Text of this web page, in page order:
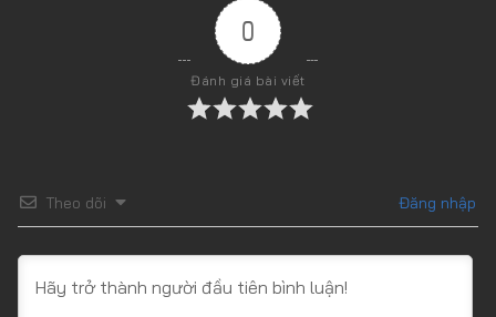
0
Đánh giá bài viết
Theo dõi Đăng nhập